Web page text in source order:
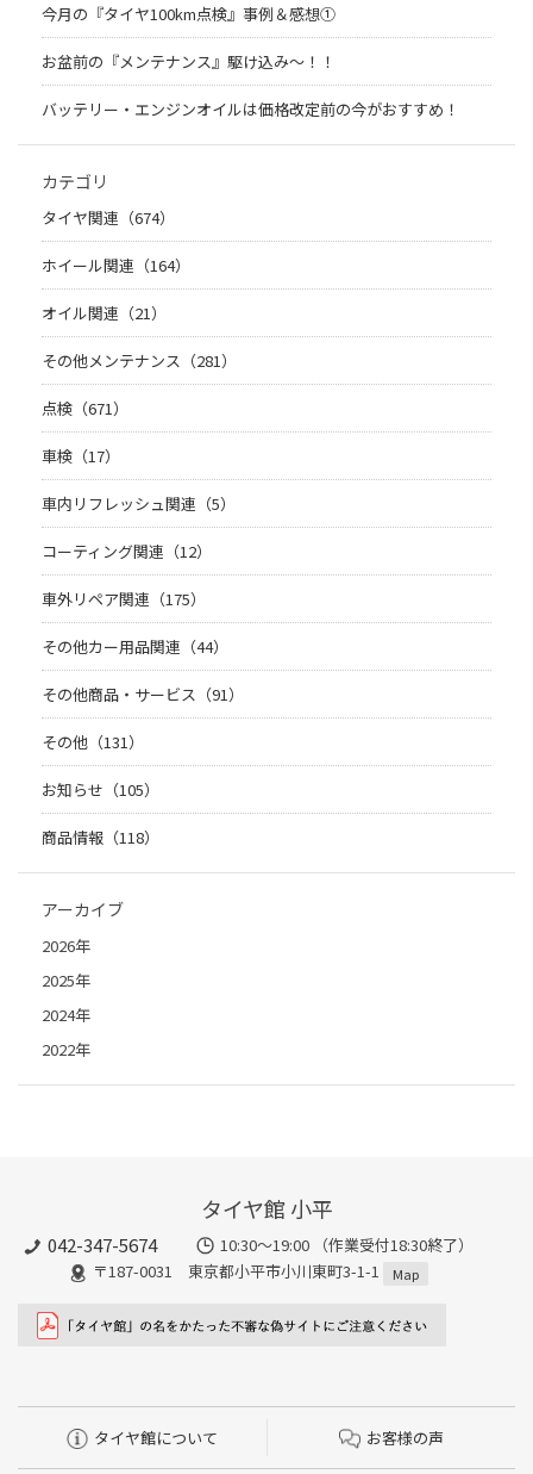
今月の『タイヤ100km点検』事例＆感想①
お盆前の『メンテナンス』駆け込み～！！
バッテリー・エンジンオイルは価格改定前の今がおすすめ！
カテゴリ
タイヤ関連（674）
ホイール関連（164）
オイル関連（21）
その他メンテナンス（281）
点検（671）
車検（17）
車内リフレッシュ関連（5）
コーティング関連（12）
車外リペア関連（175）
その他カー用品関連（44）
その他商品・サービス（91）
その他（131）
お知らせ（105）
商品情報（118）
アーカイブ
2026年
2025年
2024年
2022年
タイヤ館 小平
042-347-5674
10:30～19:00 （作業受付18:30終了）
〒187-0031 東京都小平市小川東町3-1-1
Map
タイヤ館について お客様の声